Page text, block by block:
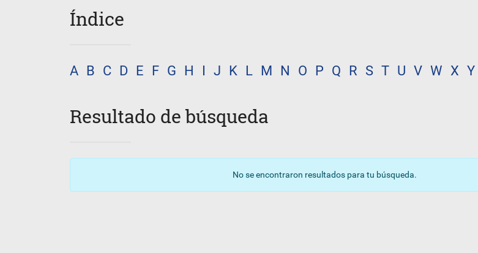
Índice
A B C D E F G H I J K L M N O P Q R S T U V W X Y
Resultado de búsqueda
No se encontraron resultados para tu búsqueda.